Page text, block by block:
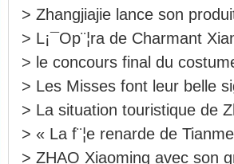
> Zhangjiajie lance son
> L¡¯Op¨¦ra de Charmant
> le concours final du
> Les Misses font leur belle
> La situation touristique de
> « La f¨¦e renarde de
> ZHAO Xiaoming avec son